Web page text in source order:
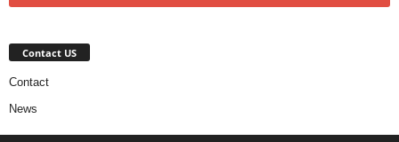
Contact US
Contact
News